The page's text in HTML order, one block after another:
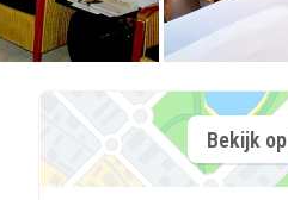
Bekijk